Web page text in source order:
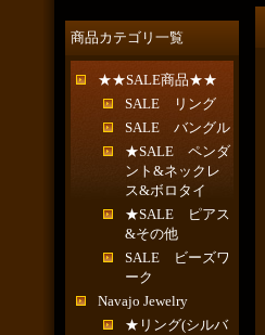
商品カテゴリ一覧
★★SALE商品★★
SALE リング
SALE バングル
★SALE ペンダ
ント&ネックレ
ス&ボロタイ
★SALE ピアス
&その他
SALE ビーズワ
ーク
Navajo Jewelry
★リング(シルバ